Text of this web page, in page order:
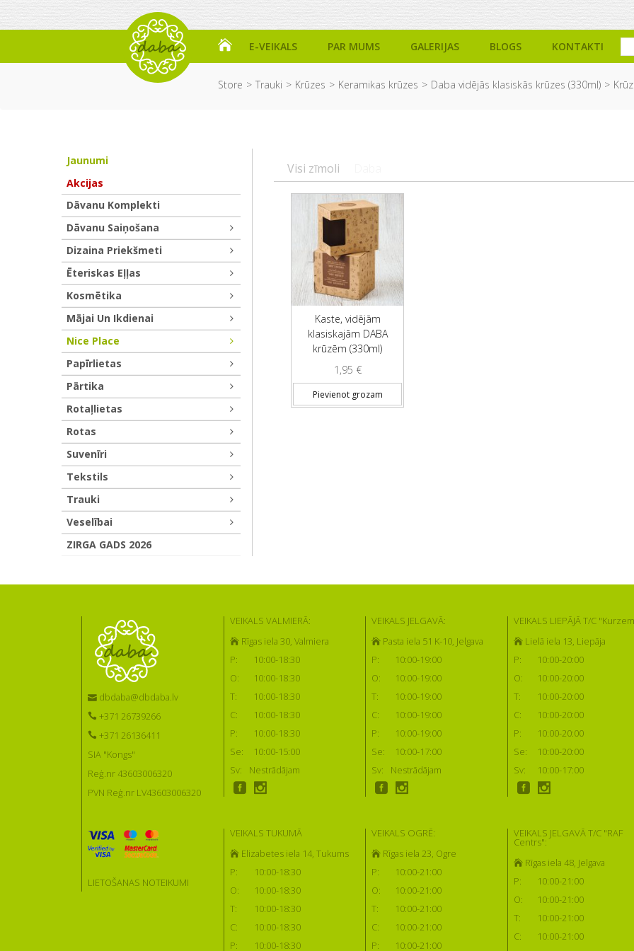
E-VEIKALS PAR MUMS GALERIJAS BLOGS KONTAKTI
Store Trauki Krūzes Keramikas krūzes Daba vidējās klasiskās krūzes (330ml)
Visi zīmoli
Kaste, vidējām
klasiskajām DABA
krūzēm (330ml)
1,95 €
Pievienot grozam
Jaunumi
Akcijas
Dāvanu Komplekti
Dāvanu Saiņošana
Dizaina Priekšmeti
Ēteriskas Eļļas
Kosmētika
Mājai Un Ikdienai
Nice Place
Papīrlietas
Pārtika
Rotaļlietas
Rotas
Suvenīri
Tekstils
Trauki
Veselībai
ZIRGA GADS 2026
dbdaba@dbdaba.lv
+371 26739266
+371 26136411
SIA "Kongs"
Reģ.nr 43603006320
PVN Reģ.nr LV43603006320
LIETOŠANAS NOTEIKUMI
VEIKALS VALMIERĀ:
Rīgas iela 30, Valmiera
P:
10:00-18:30
O:
10:00-18:30
T:
10:00-18:30
C:
10:00-18:30
P:
10:00-18:30
Se:
10:00-15:00
Sv:
Nestrādājam
VEIKALS JELGAVĀ:
Pasta iela 51 K-10, Jelgava
P:
10:00-19:00
O:
10:00-19:00
T:
10:00-19:00
C:
10:00-19:00
P:
10:00-19:00
Se:
10:00-17:00
Sv:
Nestrādājam
VEIKALS LIEPĀJĀ T/C
Lielā iela 13, Liepāja
P:
10:00-20:00
O:
10:00-20:00
T:
10:00-20:00
C:
10:00-20:00
P:
10:00-20:00
Se:
10:00-20:00
Sv:
10:00-17:00
VEIKALS TUKUMĀ
Elizabetes iela 14, Tukums
P:
10:00-18:30
O:
10:00-18:30
T:
10:00-18:30
C:
10:00-18:30
P:
10:00-18:30
VEIKALS OGRĒ:
Rīgas iela 23, Ogre
P:
10:00-21:00
O:
10:00-21:00
T:
10:00-21:00
C:
10:00-21:00
P:
10:00-21:00
VEIKALS JELGAVĀ T/C "RAF
Centrs":
Rīgas iela 48, Jelgava
P:
10:00-21:00
O:
10:00-21:00
T:
10:00-21:00
C:
10:00-21:00